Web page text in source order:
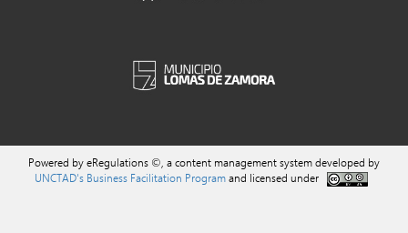
Powered by eRegulations ©, a content management system developed by
UNCTAD's Business Facilitation Programand licensed under